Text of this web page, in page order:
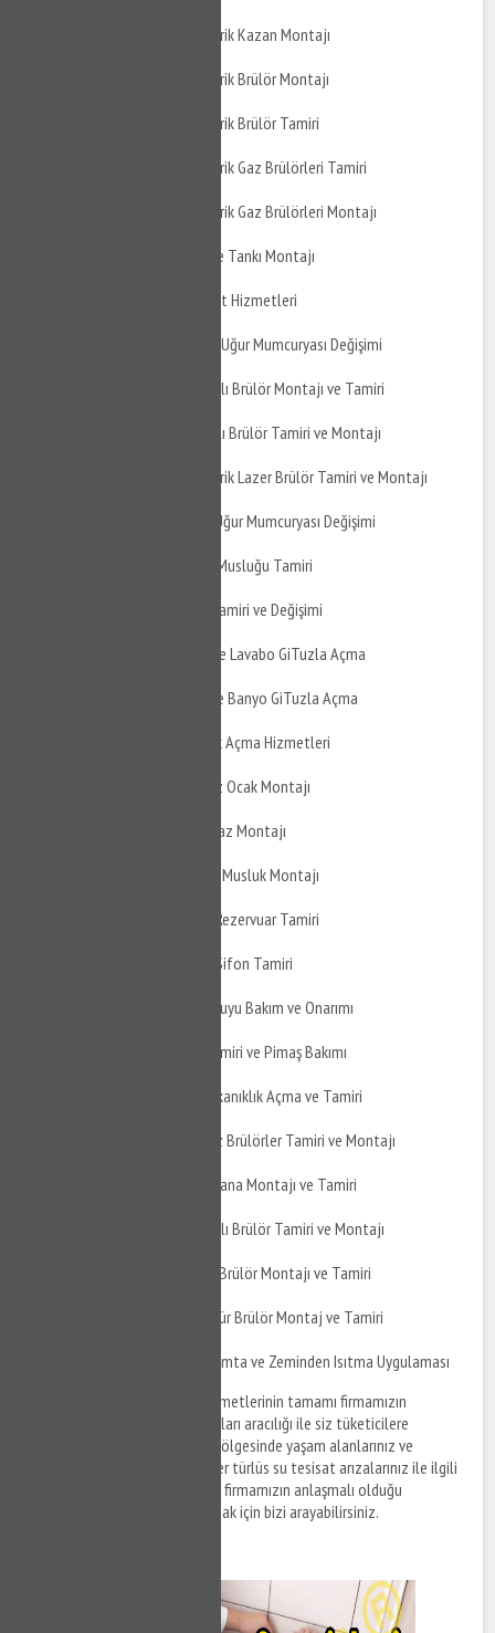
Gebze Duraklı Atmosferik Kazan Montajı
Gebze Duraklı Atmosferik Brülör Montajı
Gebze Duraklı Atmosferik Brülör Tamiri
Gebze Duraklı Atmosferik Gaz Brülörleri Tamiri
Gebze Duraklı Atmosferik Gaz Brülörleri Montajı
Gebze Duraklı Genleşme Tankı Montajı
Gebze Duraklı Su Tesisat Hizmetleri
Gebze Duraklı Mutfak BUğur Mumcuryası Değişimi
Gebze Duraklı Gaz Yakıtlı Brülör Montajı ve Tamiri
Gebze Duraklı Sıvı Yakıtlı Brülör Tamiri ve Montajı
Gebze Duraklı Atmosferik Lazer Brülör Tamiri ve Montajı
Gebze Duraklı Banyo BUğur Mumcuryası Değişimi
Gebze Duraklı Taharet Musluğu Tamiri
Gebze Duraklı Musluk Tamiri ve Değişimi
Gebze Duraklı Mutfak ve Lavabo GiTuzla Açma
Gebze Duraklı Balkon ve Banyo GiTuzla Açma
Gebze Duraklı Tıkanıklık Açma Hizmetleri
Gebze Duraklı Doğalgaz Ocak Montajı
Gebze Duraklı Davlumbaz Montajı
Gebze Duraklı Ankastre Musluk Montajı
Gebze Duraklı Gömme Rezervuar Tamiri
Gebze Duraklı Gömme Sifon Tamiri
Gebze Duraklı Yağmur Suyu Bakım ve Onarımı
Gebze Duraklı Pimaş Tamiri ve Pimaş Bakımı
Gebze Duraklı Pimaş Tıkanıklık Açma ve Tamiri
Gebze Duraklı Doğalgaz Brülörler Tamiri ve Montajı
Gebze Duraklı Küresel Vana Montajı ve Tamiri
Gebze Duraklı Çift Yakıtlı Brülör Tamiri ve Montajı
Gebze Duraklı Üflemeli Brülör Montajı ve Tamiri
Gebze Duraklı Toz Kömür Brülör Montaj ve Tamiri
Gebze Duraklı Yerden Isımta ve Zeminden Isıtma Uygulaması
hizmetlerinin tamamı firmamızın
anlaşmalı olduğu tesisat firmaları aracılığı ile siz tüketicilere
sunulmaktadır. Gebze Duraklı bölgesinde yaşam alanlarınız ve
ofislerinizde meydana gelen her türlüs su tesisat arızalarınız ile ilgili
destek taleplerinizi iletmek ve firmamızın anlaşmalı olduğu
ekiplerden tesisat hizmeti almak için bizi arayabilirsiniz.